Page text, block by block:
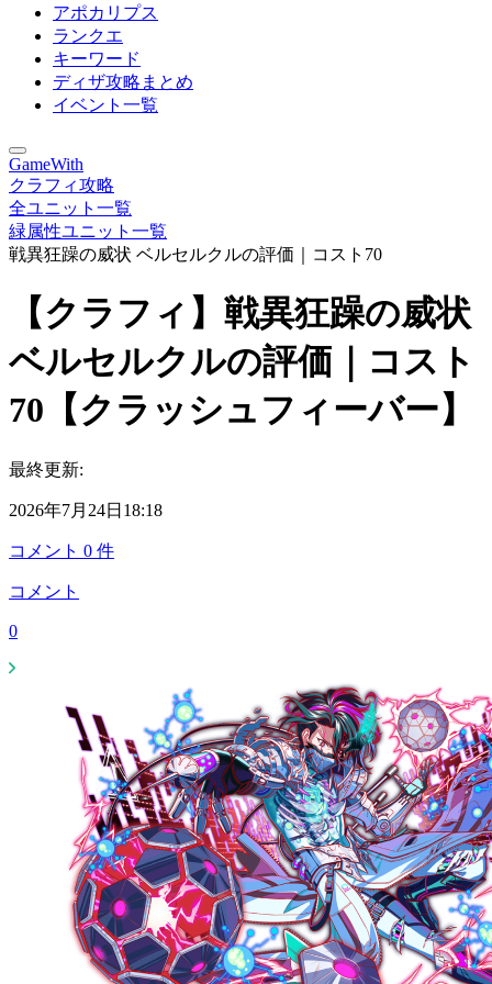
アポカリプス
ランクエ
キーワード
ディザ攻略まとめ
イベント一覧
GameWith
クラフィ攻略
全ユニット一覧
緑属性ユニット一覧
戦異狂躁の威状 ベルセルクルの評価｜コスト70
【クラフィ】戦異狂躁の威状
ベルセルクルの評価｜コスト
70【クラッシュフィーバー】
最終更新:
2026年7月24日18:18
コメント 0 件
コメント
0